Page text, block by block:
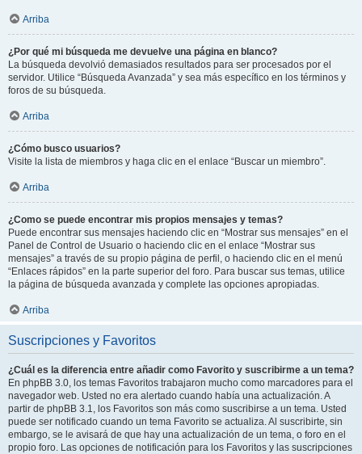
Arriba
¿Por qué mi búsqueda me devuelve una página en blanco?
La búsqueda devolvió demasiados resultados para ser procesados por el
servidor. Utilice “Búsqueda Avanzada” y sea más específico en los términos y
foros de su búsqueda.
Arriba
¿Cómo busco usuarios?
Visite la lista de miembros y haga clic en el enlace “Buscar un miembro”.
Arriba
¿Como se puede encontrar mis propios mensajes y temas?
Puede encontrar sus mensajes haciendo clic en “Mostrar sus mensajes” en el
Panel de Control de Usuario o haciendo clic en el enlace “Mostrar sus
mensajes” a través de su propio página de perfil, o haciendo clic en el menú
“Enlaces rápidos” en la parte superior del foro. Para buscar sus temas, utilice
la página de búsqueda avanzada y complete las opciones apropiadas.
Arriba
Suscripciones y Favoritos
¿Cuál es la diferencia entre añadir como Favorito y suscribirme a un tema?
En phpBB 3.0, los temas Favoritos trabajaron mucho como marcadores para el
navegador web. Usted no era alertado cuando había una actualización. A
partir de phpBB 3.1, los Favoritos son más como suscribirse a un tema. Usted
puede ser notificado cuando un tema Favorito se actualiza. Al suscribirte, sin
embargo, se le avisará de que hay una actualización de un tema, o foro en el
propio foro. Las opciones de notificación para los Favoritos y las suscripciones